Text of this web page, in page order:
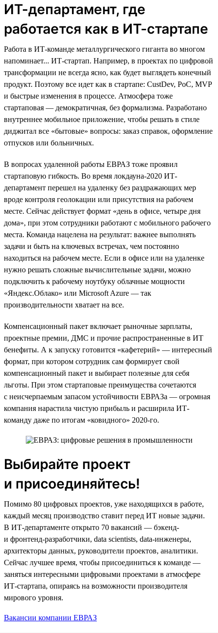
ИТ-департамент, где
работается как в ИТ-стартапе
Работа в ИТ-команде металлургического гиганта во многом
напоминает... ИТ-стартап. Например, в проектах по цифровой
трансформации не всегда ясно, как будет выглядеть конечный
продукт. Поэтому все идет как в стартапе: CustDev, PoC, MVP
и быстрые изменения в процессе. Атмосфера тоже
стартаповая — демократичная, без формализма. Разработано
внутреннее мобильное приложение, чтобы решать в стиле
диджитал все «бытовые» вопросы: заказ справок, оформление
отпусков или больничных.
В вопросах удаленной работы ЕВРАЗ тоже проявил
стартаповую гибкость. Во время локдауна-2020 ИТ-
департамент перешел на удаленку без раздражающих мер
вроде контроля геолокации или присутствия на рабочем
месте. Сейчас действует формат «день в офисе, четыре дня
дома», при этом сотрудники работают с мобильного рабочего
места. Команда нацелена на результат: важнее выполнять
задачи и быть на ключевых встречах, чем постоянно
находиться на рабочем месте. Если в офисе или на удаленке
нужно решать сложные вычислительные задачи, можно
подключить к рабочему ноутбуку облачные мощности
«Яндекс.Облако» или Microsoft Azure — так
производительности хватает на все.
Компенсационный пакет включает рыночные зарплаты,
проектные премии, ДМС и прочие распространенные в ИТ
бенефиты. А к запуску готовится «кафетерий» — интересный
формат, при котором сотрудник сам формирует свой
компенсационный пакет и выбирает полезные для себя
льготы. При этом стартаповые преимущества сочетаются
с неисчерпаемым запасом устойчивости ЕВРАЗа — огромная
компания нарастила чистую прибыль и расширила ИТ-
команду даже по итогам «ковидного» 2020-го.
Выбирайте проект
и присоединяйтесь!
Помимо 80 цифровых проектов, уже находящихся в работе,
каждый месяц производство ставит перед ИТ новые задачи.
В ИТ-департаменте открыто 70 вакансий — бэкенд-
и фронтенд-разработчики, data scientists, data-инженеры,
архитекторы данных, руководители проектов, аналитики.
Сейчас лучшее время, чтобы присоединиться к команде —
заняться интересными цифровыми проектами в атмосфере
ИТ-стартапа, опираясь на возможности производителя
мирового уровня.
Вакансии компании ЕВРАЗ